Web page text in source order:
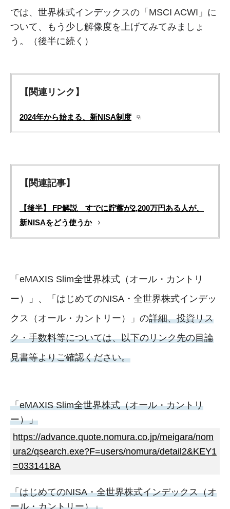
では、世界株式インデックスの「MSCI ACWI」に
ついて、もう少し解像度を上げてみてみましょ
う。（後半に続く）
【関連リンク】
2024年から始まる、新NISA制度
【関連記事】
【後半】 FP解説 すでに貯蓄が2,200万円ある人が、
新NISAをどう使うか
「eMAXIS Slim全世界株式（オール・カントリ
ー）」、「はじめてのNISA・全世界株式インデッ
クス（オール・カントリー）」の詳細、投資リス
ク・手数料等については、以下のリンク先の目論
見書等よりご確認ください。
「eMAXIS Slim全世界株式（オール・カントリ
ー）」
https://advance.quote.nomura.co.jp/meigara/nom
ura2/qsearch.exe?F=users/nomura/detail2&KEY1
=0331418A
「はじめてのNISA・全世界株式インデックス（オ
ール・カントリー）」